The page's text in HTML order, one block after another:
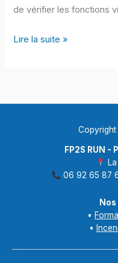
de vérifier les fonctions
Initiation
canins
Lire la suite »
Copyright
FP2S RUN
06 92 65 87
•
•